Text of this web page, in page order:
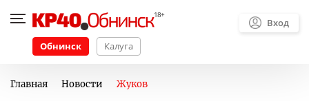
Обнинск Калуга
Вход
Главная Новости Жуков